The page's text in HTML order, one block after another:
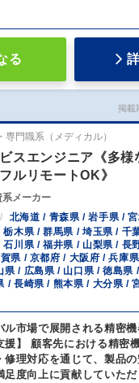
る
掲載
専門職系（メディカル）
スエンジニア《多様
ルリモートOK》
系メーカー
北海道 / 青森県 / 岩手県 /
木県 / 群馬県 / 埼玉県 / 千
川県 / 福井県 / 山梨県 / 長
県 / 京都府 / 大阪府 / 兵庫
県 / 広島県 / 山口県 / 徳島県
/ 長崎県 / 熊本県 / 大分県 /
ル市場で展開される精密
援】 顧客先における精密
修理対応を通じて、製品
足度向上に貢献していただ